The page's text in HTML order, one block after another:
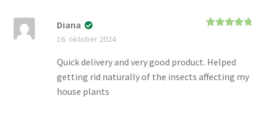
Diana
16. oktober 2024
Quick delivery and very good product. Helped
getting rid naturally of the insects affecting my
house plants